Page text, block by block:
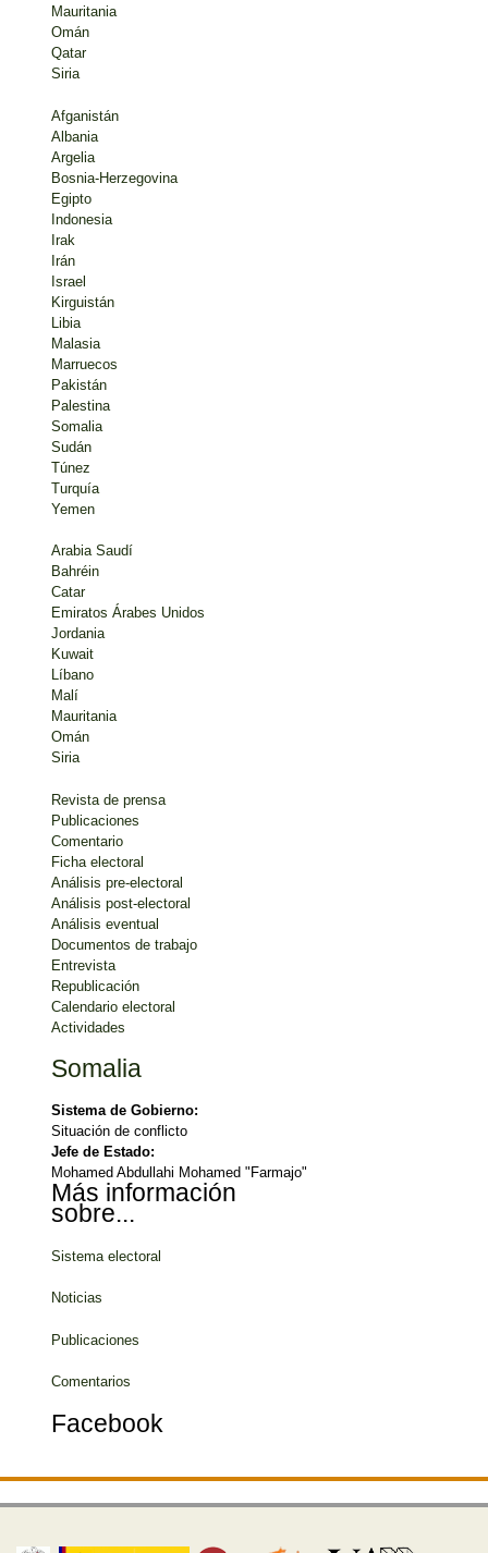
Mauritania
Omán
Qatar
Siria
Afganistán
Albania
Argelia
Bosnia-Herzegovina
Egipto
Indonesia
Irak
Irán
Israel
Kirguistán
Libia
Malasia
Marruecos
Pakistán
Palestina
Somalia
Sudán
Túnez
Turquía
Yemen
Arabia Saudí
Bahréin
Catar
Emiratos Árabes Unidos
Jordania
Kuwait
Líbano
Malí
Mauritania
Omán
Siria
Revista de prensa
Publicaciones
Comentario
Ficha electoral
Análisis pre-electoral
Análisis post-electoral
Análisis eventual
Documentos de trabajo
Entrevista
Republicación
Calendario electoral
Actividades
Somalia
Sistema de Gobierno:
Situación de conflicto
Jefe de Estado:
Mohamed Abdullahi Mohamed "Farmajo"
Más información
sobre...
Sistema electoral
Noticias
Publicaciones
Comentarios
Facebook